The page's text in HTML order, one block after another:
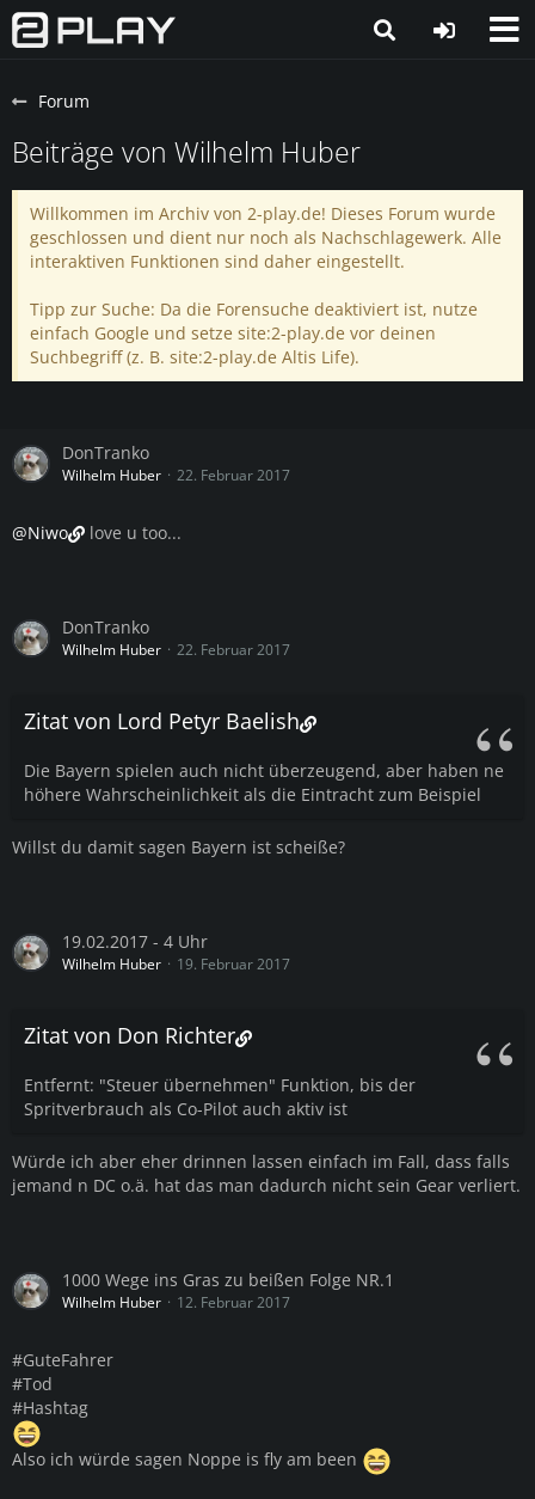
Forum
Beiträge von Wilhelm Huber
Willkommen im Archiv von 2-play.de! Dieses Forum wurde
geschlossen und dient nur noch als Nachschlagewerk. Alle
interaktiven Funktionen sind daher eingestellt.
Tipp zur Suche: Da die Forensuche deaktiviert ist, nutze
einfach Google und setze site:2-play.de vor deinen
Suchbegriff (z. B. site:2-play.de Altis Life).
DonTranko
Wilhelm Huber 22. Februar 2017
@Niwo love u too...
DonTranko
Wilhelm Huber 22. Februar 2017
Zitat von Lord Petyr Baelish
Die Bayern spielen auch nicht überzeugend, aber haben ne
höhere Wahrscheinlichkeit als die Eintracht zum Beispiel
Willst du damit sagen Bayern ist scheiße?
19.02.2017 - 4 Uhr
Wilhelm Huber 19. Februar 2017
Zitat von Don Richter
Entfernt: "Steuer übernehmen" Funktion, bis der
Spritverbrauch als Co-Pilot auch aktiv ist
Würde ich aber eher drinnen lassen einfach im Fall, dass falls
jemand n DC o.ä. hat das man dadurch nicht sein Gear verliert.
1000 Wege ins Gras zu beißen Folge NR.1
Wilhelm Huber 12. Februar 2017
#GuteFahrer
#Tod
#Hashtag
Also ich würde sagen Noppe is fly am been